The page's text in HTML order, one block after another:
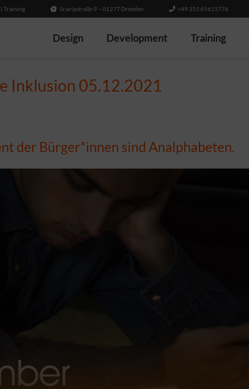
Training Scariastraße 9 – 01277 Dresden +49 351 65615776
Design Development Training
Inklusion 05.12.2021
der Bürger*innen sind Analphabeten.